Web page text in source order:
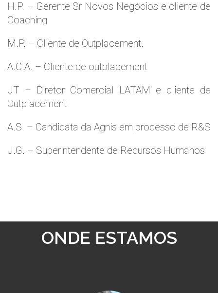
H.P. – Gerente Sr Novos Negócios e cliente de
Coaching
M.P. – Cliente de Outplacement.
A.C.A. – Cliente de outplacement
JT – Diretor Comercial LATAM e cliente de
Outplacement
A.S. – Candidata da Agnis em processo de R&S
J.G. – Superintendente de Recursos Humanos
ONDE ESTAMOS